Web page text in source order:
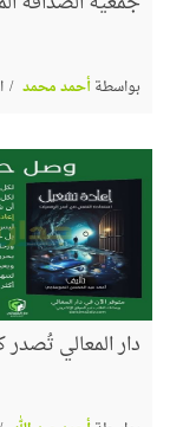
بواسطةأحمد محمد
دار المعالي